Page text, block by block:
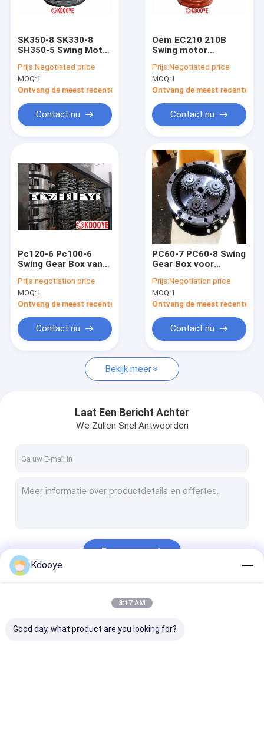
Producten
Over ons
Fabrieksreis
nieuws
Vraag een offerte aan
Onderdelen voor graafmachines
Hydraulische tandwielpomp
Hydraulische Pompassemblage
De Delen van de schommelingsmotor
De Assemblage van de schommelingsmotor
Schommelversnellingsbak voor graafmachines
SK350-8 SK330-8
SH350-5 Swing Motor
16 Tanden Kobelco
Prijs:Negotiated price
MOQ:1
Ontvang de meest recente Prijs
Contact nu
Oem EC210 210B
Swing motor
68KG
Prijs:Negotiated price
MOQ:1
Ontvang de meest recente
Contact nu
Pc120-6 Pc100-6
Swing Gear Box van
voor eerste tweede
drager
Prijs:negotiation price
MOQ:1
Ontvang de meest recente Prijs
Contact nu
PC60-7 PC60-8 Swing
Gear Box voor
26-00040 201-26-
00060 201-26-00090
Prijs:Negotiation price
MOQ:1
Ontvang de meest recente
Contact nu
Bekijk meer
Laat Een Bericht Achter
We Zullen Snel Antwoorden
Doorgaan
Kdooye
3:17 AM
Good day, what product are you looking for?